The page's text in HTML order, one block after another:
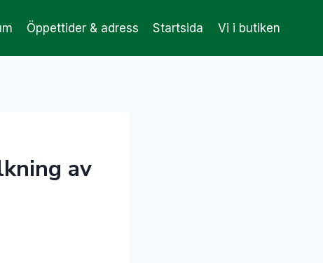
Öppettider & adress Startsida Vi i butiken
av